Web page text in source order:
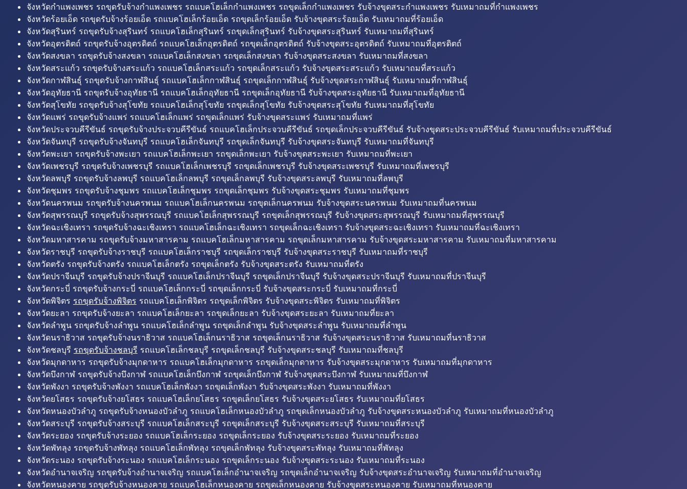
จังหวัดกำแพงเพชร รถขุดรับจ้างกำแพงเพชร รถแบคโฮเล็กกำแพงเพชร รถขุดเล็กกำแพงเพชร รับจ้างขุดสระกำแพงเพชร รับเหมาถมที่กำแพงเพชร
จังหวัดร้อยเอ็ด รถขุดรับจ้างร้อยเอ็ด รถแบคโฮเล็กร้อยเอ็ด รถขุดเล็กร้อยเอ็ด รับจ้างขุดสระร้อยเอ็ด รับเหมาถมที่ร้อยเอ็ด
จังหวัดสุรินทร์ รถขุดรับจ้างสุรินทร์ รถแบคโฮเล็กสุรินทร์ รถขุดเล็กสุรินทร์ รับจ้างขุดสระสุรินทร์ รับเหมาถมที่สุรินทร์
จังหวัดอุตรดิตถ์ รถขุดรับจ้างอุตรดิตถ์ รถแบคโฮเล็กอุตรดิตถ์ รถขุดเล็กอุตรดิตถ์ รับจ้างขุดสระอุตรดิตถ์ รับเหมาถมที่อุตรดิตถ์
จังหวัดสงขลา รถขุดรับจ้างสงขลา รถแบคโฮเล็กสงขลา รถขุดเล็กสงขลา รับจ้างขุดสระสงขลา รับเหมาถมที่สงขลา
จังหวัดสระแก้ว รถขุดรับจ้างสระแก้ว รถแบคโฮเล็กสระแก้ว รถขุดเล็กสระแก้ว รับจ้างขุดสระสระแก้ว รับเหมาถมที่สระแก้ว
จังหวัดกาฬสินธุ์ รถขุดรับจ้างกาฬสินธุ์ รถแบคโฮเล็กกาฬสินธุ์ รถขุดเล็กกาฬสินธุ์ รับจ้างขุดสระกาฬสินธุ์ รับเหมาถมที่กาฬสินธุ์
จังหวัดอุทัยธานี รถขุดรับจ้างอุทัยธานี รถแบคโฮเล็กอุทัยธานี รถขุดเล็กอุทัยธานี รับจ้างขุดสระอุทัยธานี รับเหมาถมที่อุทัยธานี
จังหวัดสุโขทัย รถขุดรับจ้างสุโขทัย รถแบคโฮเล็กสุโขทัย รถขุดเล็กสุโขทัย รับจ้างขุดสระสุโขทัย รับเหมาถมที่สุโขทัย
จังหวัดแพร่ รถขุดรับจ้างแพร่ รถแบคโฮเล็กแพร่ รถขุดเล็กแพร่ รับจ้างขุดสระแพร่ รับเหมาถมที่แพร่
จังหวัดประจวบคีรีขันธ์ รถขุดรับจ้างประจวบคีรีขันธ์ รถแบคโฮเล็กประจวบคีรีขันธ์ รถขุดเล็กประจวบคีรีขันธ์ รับจ้างขุดสระประจวบคีรีขันธ์ รับเหมาถมที่ประจวบคีรีขันธ์
จังหวัดจันทบุรี รถขุดรับจ้างจันทบุรี รถแบคโฮเล็กจันทบุรี รถขุดเล็กจันทบุรี รับจ้างขุดสระจันทบุรี รับเหมาถมที่จันทบุรี
จังหวัดพะเยา รถขุดรับจ้างพะเยา รถแบคโฮเล็กพะเยา รถขุดเล็กพะเยา รับจ้างขุดสระพะเยา รับเหมาถมที่พะเยา
จังหวัดเพชรบุรี รถขุดรับจ้างเพชรบุรี รถแบคโฮเล็กเพชรบุรี รถขุดเล็กเพชรบุรี รับจ้างขุดสระเพชรบุรี รับเหมาถมที่เพชรบุรี
จังหวัดลพบุรี รถขุดรับจ้างลพบุรี รถแบคโฮเล็กลพบุรี รถขุดเล็กลพบุรี รับจ้างขุดสระลพบุรี รับเหมาถมที่ลพบุรี
จังหวัดชุมพร รถขุดรับจ้างชุมพร รถแบคโฮเล็กชุมพร รถขุดเล็กชุมพร รับจ้างขุดสระชุมพร รับเหมาถมที่ชุมพร
จังหวัดนครพนม รถขุดรับจ้างนครพนม รถแบคโฮเล็กนครพนม รถขุดเล็กนครพนม รับจ้างขุดสระนครพนม รับเหมาถมที่นครพนม
จังหวัดสุพรรณบุรี รถขุดรับจ้างสุพรรณบุรี รถแบคโฮเล็กสุพรรณบุรี รถขุดเล็กสุพรรณบุรี รับจ้างขุดสระสุพรรณบุรี รับเหมาถมที่สุพรรณบุรี
จังหวัดฉะเชิงเทรา รถขุดรับจ้างฉะเชิงเทรา รถแบคโฮเล็กฉะเชิงเทรา รถขุดเล็กฉะเชิงเทรา รับจ้างขุดสระฉะเชิงเทรา รับเหมาถมที่ฉะเชิงเทรา
จังหวัดมหาสารคาม รถขุดรับจ้างมหาสารคาม รถแบคโฮเล็กมหาสารคาม รถขุดเล็กมหาสารคาม รับจ้างขุดสระมหาสารคาม รับเหมาถมที่มหาสารคาม
จังหวัดราชบุรี รถขุดรับจ้างราชบุรี รถแบคโฮเล็กราชบุรี รถขุดเล็กราชบุรี รับจ้างขุดสระราชบุรี รับเหมาถมที่ราชบุรี
จังหวัดตรัง รถขุดรับจ้างตรัง รถแบคโฮเล็กตรัง รถขุดเล็กตรัง รับจ้างขุดสระตรัง รับเหมาถมที่ตรัง
จังหวัดปราจีนบุรี รถขุดรับจ้างปราจีนบุรี รถแบคโฮเล็กปราจีนบุรี รถขุดเล็กปราจีนบุรี รับจ้างขุดสระปราจีนบุรี รับเหมาถมที่ปราจีนบุรี
จังหวัดกระบี่ รถขุดรับจ้างกระบี่ รถแบคโฮเล็กกระบี่ รถขุดเล็กกระบี่ รับจ้างขุดสระกระบี่ รับเหมาถมที่กระบี่
จังหวัดพิจิตร รถขุดรับจ้างพิจิตร รถแบคโฮเล็กพิจิตร รถขุดเล็กพิจิตร รับจ้างขุดสระพิจิตร รับเหมาถมที่พิจิตร
จังหวัดยะลา รถขุดรับจ้างยะลา รถแบคโฮเล็กยะลา รถขุดเล็กยะลา รับจ้างขุดสระยะลา รับเหมาถมที่ยะลา
จังหวัดลำพูน รถขุดรับจ้างลำพูน รถแบคโฮเล็กลำพูน รถขุดเล็กลำพูน รับจ้างขุดสระลำพูน รับเหมาถมที่ลำพูน
จังหวัดนราธิวาส รถขุดรับจ้างนราธิวาส รถแบคโฮเล็กนราธิวาส รถขุดเล็กนราธิวาส รับจ้างขุดสระนราธิวาส รับเหมาถมที่นราธิวาส
จังหวัดชลบุรี รถขุดรับจ้างชลบุรี รถแบคโฮเล็กชลบุรี รถขุดเล็กชลบุรี รับจ้างขุดสระชลบุรี รับเหมาถมที่ชลบุรี
จังหวัดมุกดาหาร รถขุดรับจ้างมุกดาหาร รถแบคโฮเล็กมุกดาหาร รถขุดเล็กมุกดาหาร รับจ้างขุดสระมุกดาหาร รับเหมาถมที่มุกดาหาร
จังหวัดบึงกาฬ รถขุดรับจ้างบึงกาฬ รถแบคโฮเล็กบึงกาฬ รถขุดเล็กบึงกาฬ รับจ้างขุดสระบึงกาฬ รับเหมาถมที่บึงกาฬ
จังหวัดพังงา รถขุดรับจ้างพังงา รถแบคโฮเล็กพังงา รถขุดเล็กพังงา รับจ้างขุดสระพังงา รับเหมาถมที่พังงา
จังหวัดยโสธร รถขุดรับจ้างยโสธร รถแบคโฮเล็กยโสธร รถขุดเล็กยโสธร รับจ้างขุดสระยโสธร รับเหมาถมที่ยโสธร
จังหวัดหนองบัวลำภู รถขุดรับจ้างหนองบัวลำภู รถแบคโฮเล็กหนองบัวลำภู รถขุดเล็กหนองบัวลำภู รับจ้างขุดสระหนองบัวลำภู รับเหมาถมที่หนองบัวลำภู
จังหวัดสระบุรี รถขุดรับจ้างสระบุรี รถแบคโฮเล็กสระบุรี รถขุดเล็กสระบุรี รับจ้างขุดสระสระบุรี รับเหมาถมที่สระบุรี
จังหวัดระยอง รถขุดรับจ้างระยอง รถแบคโฮเล็กระยอง รถขุดเล็กระยอง รับจ้างขุดสระระยอง รับเหมาถมที่ระยอง
จังหวัดพัทลุง รถขุดรับจ้างพัทลุง รถแบคโฮเล็กพัทลุง รถขุดเล็กพัทลุง รับจ้างขุดสระพัทลุง รับเหมาถมที่พัทลุง
จังหวัดระนอง รถขุดรับจ้างระนอง รถแบคโฮเล็กระนอง รถขุดเล็กระนอง รับจ้างขุดสระระนอง รับเหมาถมที่ระนอง
จังหวัดอำนาจเจริญ รถขุดรับจ้างอำนาจเจริญ รถแบคโฮเล็กอำนาจเจริญ รถขุดเล็กอำนาจเจริญ รับจ้างขุดสระอำนาจเจริญ รับเหมาถมที่อำนาจเจริญ
จังหวัดหนองคาย รถขุดรับจ้างหนองคาย รถแบคโฮเล็กหนองคาย รถขุดเล็กหนองคาย รับจ้างขุดสระหนองคาย รับเหมาถมที่หนองคาย